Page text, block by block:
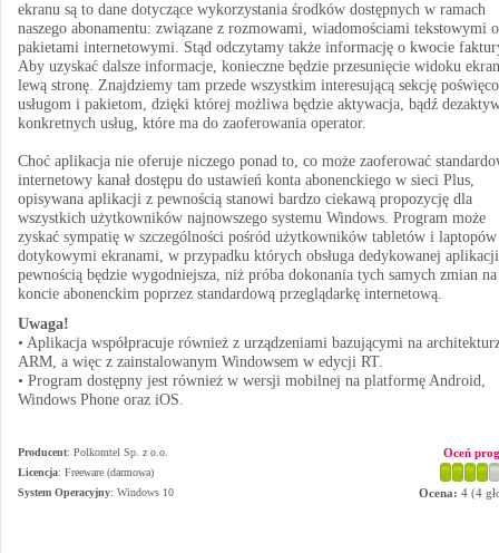
ekranu są to dane dotyczące wykorzystania środków dostępnych w ramach
naszego abonamentu: związane z rozmowami, wiadomościami tekstowymi
pakietami internetowymi. Stąd odczytamy także informację o kwocie
Aby uzyskać dalsze informacje, konieczne będzie przesunięcie widoku
lewą stronę. Znajdziemy tam przede wszystkim interesującą sekcję
usługom i pakietom, dzięki której możliwa będzie aktywacja, bądź
konkretnych usług, które ma do zaoferowania operator.
Choć aplikacja nie oferuje niczego ponad to, co może zaoferować
internetowy kanał dostępu do ustawień konta abonenckiego w sieci Plus,
opisywana aplikacji z pewnością stanowi bardzo ciekawą propozycję dla
wszystkich użytkowników najnowszego systemu Windows. Program może
zyskać sympatię w szczególności pośród użytkowników tabletów i
dotykowymi ekranami, w przypadku których obsługa dedykowanej
pewnością będzie wygodniejsza, niż próba dokonania tych samych zmian na
koncie abonenckim poprzez standardową przeglądarkę internetową.
Uwaga!
• Aplikacja współpracuje również z urządzeniami bazującymi na
ARM, a więc z zainstalowanym Windowsem w edycji RT.
• Program dostępny jest również w wersji mobilnej na platformę Android,
Windows Phone oraz iOS.
Producent: Polkomtel Sp. z o.o.
Licencja: Freeware (darmowa)
System Operacyjny: Windows 10
Oceń
Ocena: 4 (4